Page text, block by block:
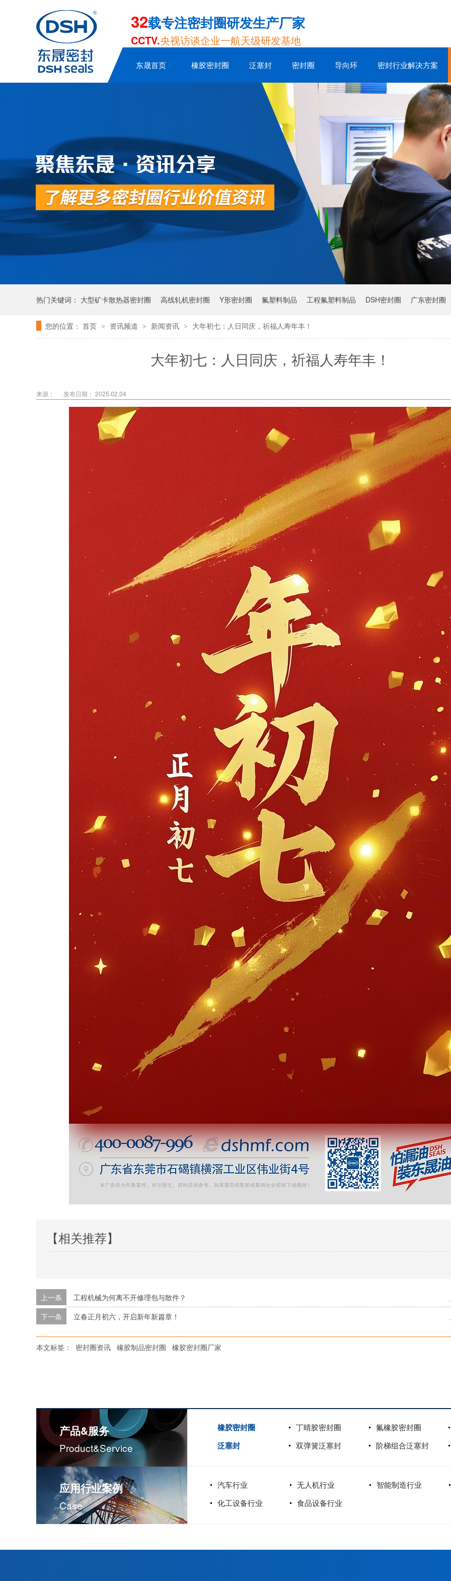
32载专注密封圈研发生产厂家
CCTV.央视访谈企业一航天级研发基地
东晟首页 橡胶密封圈 泛塞封 密封圈 导向环 密封行业解决方案
热门关键词： 大型矿卡散热器密封圈 高线轧机密封圈 Y形密封圈 氟塑料制品 工程氟塑料制品 DSH密封圈 广东密封圈
唇形密封圈 泛塞密封圈
您的位置： 首页 > 资讯频道 > 新闻资讯 > 大年初七：人日同庆，祈福人寿年丰！
大年初七：人日同庆，祈福人寿年丰！
来源： 发布日期： 2025.02.04
【相关推荐】
上一条
工程机械为何离不开修理包与散件？
下一条 立春正月初六，开启新年新篇章！
本文标签： 密封圈资讯 橡胶制品密封圈 橡胶密封圈厂家
产品&服务
Product&service
橡胶密封圈 丁晴胶密封圈 氟橡胶密封圈
泛塞封 双弹簧泛塞封 阶梯组合泛塞封
应用行业案例
Case
汽车行业 无人机行业
智能制造行业
化工设备行业
食品设备行业